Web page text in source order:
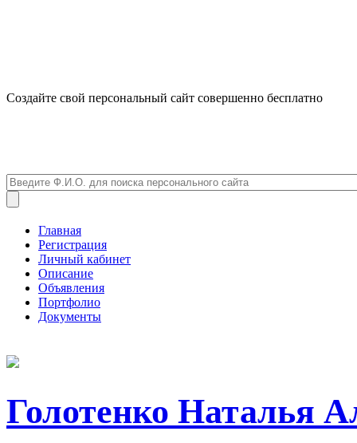
Создайте свой персональный сайт совершенно бесплатно
Главная
Регистрация
Личный кабинет
Описание
Объявления
Портфолио
Документы
Голотенко Наталья